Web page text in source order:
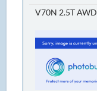
V70N 2.5T AWD